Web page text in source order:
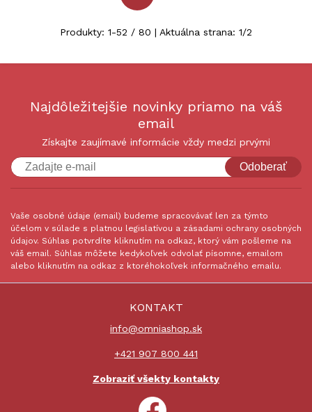
Produkty: 1-52 / 80 | Aktuálna strana: 1/2
Najdôležitejšie novinky priamo na váš
email
Získajte zaujímavé informácie vždy medzi prvými
Odoberať
Vaše osobné údaje (email) budeme spracovávať len za týmto
účelom v súlade s platnou legislatívou a zásadami ochrany osobných
údajov. Súhlas potvrdíte kliknutím na odkaz, ktorý vám pošleme na
váš email. Súhlas môžete kedykoľvek odvolať písomne, emailom
alebo kliknutím na odkaz z ktoréhokoľvek informačného emailu.
KONTAKT
info@omniashop.sk
+421 907 800 441
Zobraziť všekty kontakty